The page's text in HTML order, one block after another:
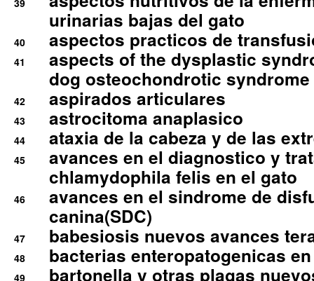
39
urinarias bajas del gato
40 aspectos practicos de
41
aspects of the dysplastic
dog osteochondrotic syndrome
42 aspirados articulares
43 astrocitoma anaplasico
44 ataxia de la cabeza y de las
45
avances en el diagnostico y
chlamydophila felis en el gato
46
avances en el sindrome de
canina(SDC)
47 babesiosis nuevos avances
48 bacterias enteropatogenicas
49
bartonella y otras plagas